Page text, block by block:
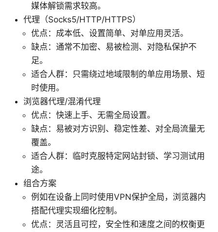
媒体解锁需求较高。
代理（Socks5/HTTP/HTTPS）
优点：成本低、设置简单、对单应用灵活。
缺点：通常不加密、易被检测、对隐私保护不
足。
适合人群：只需绕过地域限制的单应用场景、短
时使用。
浏览器代理/混淆代理
优点：快速上手、无需全局设置。
缺点：易被对方识别、稳定性差、对全局流量无
覆盖。
适合人群：临时克服特定网站封锁、学习测试用
途。
组合方案
例如在设备上同时使用VPN保护全局，浏览器内
搭配代理实现细化控制。
优点：灵活且可控，安全性和速度之间的权衡更